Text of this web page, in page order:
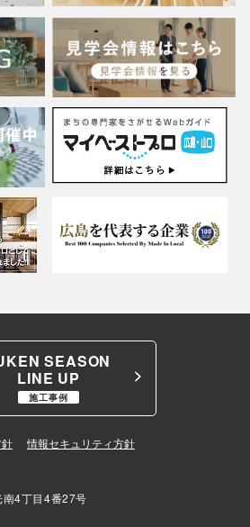
SEASON
LINE UP
施工事例
情報セキュリティ方針
4丁目4番27号